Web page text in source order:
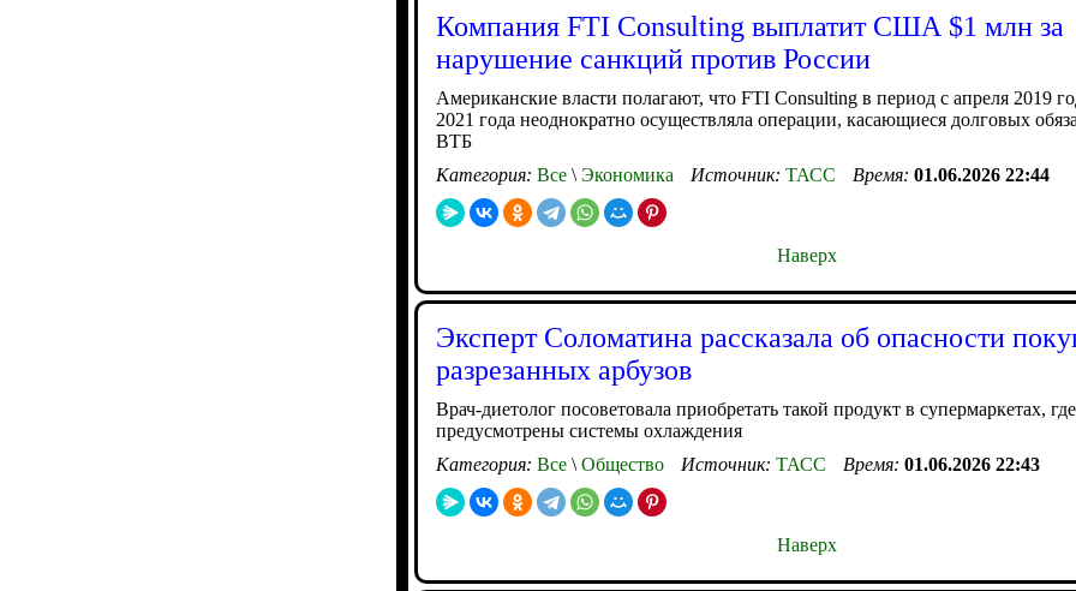
Компания FTI Consulting выплатит США $1 млн за
нарушение санкций против России
Американские власти полагают, что FTI Consulting в период с апреля 2019
2021 года неоднократно осуществляла операции, касающиеся долговых
ВТБ
Категория: Все \ Экономика Источник: ТАСС Время: 01.06.2026 22:44
Наверх
Эксперт Соломатина рассказала об опасности
разрезанных арбузов
Врач-диетолог посоветовала приобретать такой продукт в супермаркетах, где
предусмотрены системы охлаждения
Категория: Все \ Общество Источник: ТАСС Время: 01.06.2026 22:43
Наверх